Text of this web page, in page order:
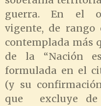
guerra. En el
vigente, de rango
contemplada más
de la “Nación
formulada en el
(y su
que excluye de